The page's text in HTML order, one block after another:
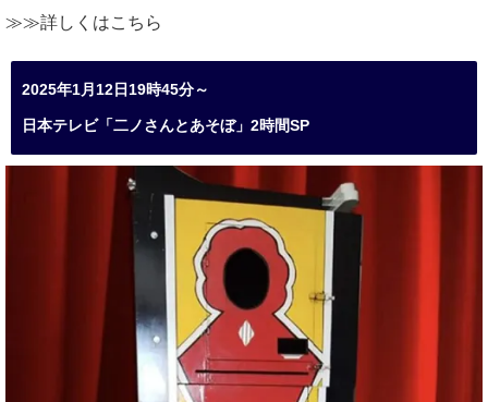
≫≫詳しくはこちら
2025年1月12日19時45分～
日本テレビ「二ノさんとあそぼ」2時間SP